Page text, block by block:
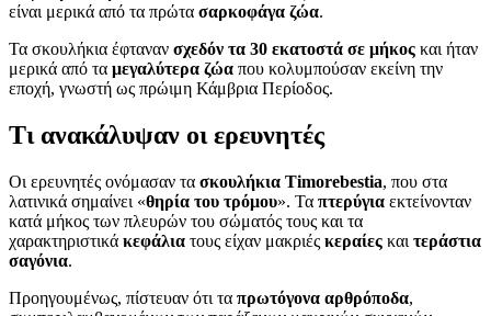
είναι μερικά από τα πρώτα σαρκοφάγα ζώα.
Τα σκουλήκια έφταναν σχεδόν τα 30 εκατοστά σε μήκος και ήταν
μερικά από τα μεγαλύτερα ζώα που κολυμπούσαν εκείνη την
εποχή, γνωστή ως πρώιμη Κάμβρια Περίοδος.
Τι ανακάλυψαν οι ερευνητές
Οι ερευνητές ονόμασαν τα σκουλήκια Timorebestia, που στα
λατινικά σημαίνει «θηρία του τρόμου». Τα πτερύγια εκτείνονταν
κατά μήκος των πλευρών του σώματός τους και τα
χαρακτηριστικά κεφάλια τους είχαν μακριές κεραίες και τεράστια
σαγόνια.
Προηγουμένως, πίστευαν ότι τα πρωτόγονα αρθρόποδα,